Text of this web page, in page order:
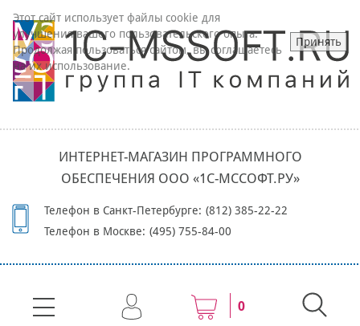
ИНТЕРНЕТ-МАГАЗИН ПРОГРАММНОГО
ОБЕСПЕЧЕНИЯ ООО «1С-МССОФТ.РУ»
Телефон в Санкт-Петербурге: (812) 385-22-22
Телефон в Москве: (495) 755-84-00
0
Этот сайт использует файлы cookie для
улучшения вашего пользовательского опыта.
Продолжая пользоваться сайтом, вы соглашаетесь
на их использование.
Принять